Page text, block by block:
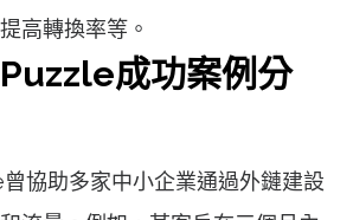
高轉換率等。
成功案例分
協助多家中小企業通過外鏈建設